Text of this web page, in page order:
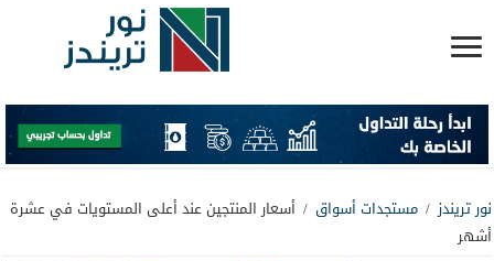
نور تريندز / مستجدات أسواق / أسعار المنتجين عند أعلى المستويات في عشرة
أشهر